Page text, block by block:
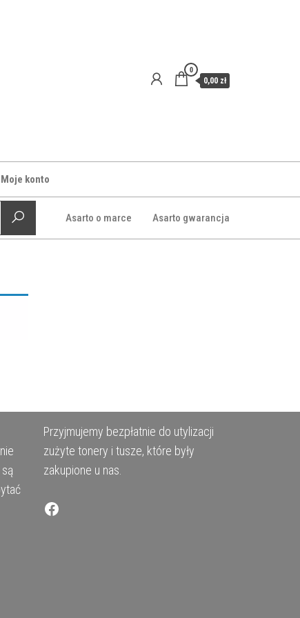
0
0,00 zł
Moje konto
Asarto o marce Asarto gwarancja
Przyjmujemy bezpłatnie do utylizacji
zużyte tonery i tusze, które były
zakupione u nas.
Facebook